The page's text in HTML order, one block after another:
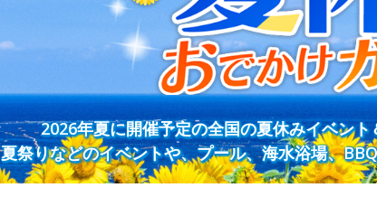
2026年夏に開催予定の全国の夏休みイベン
夏祭りなどのイベントや、プール、海水浴場、